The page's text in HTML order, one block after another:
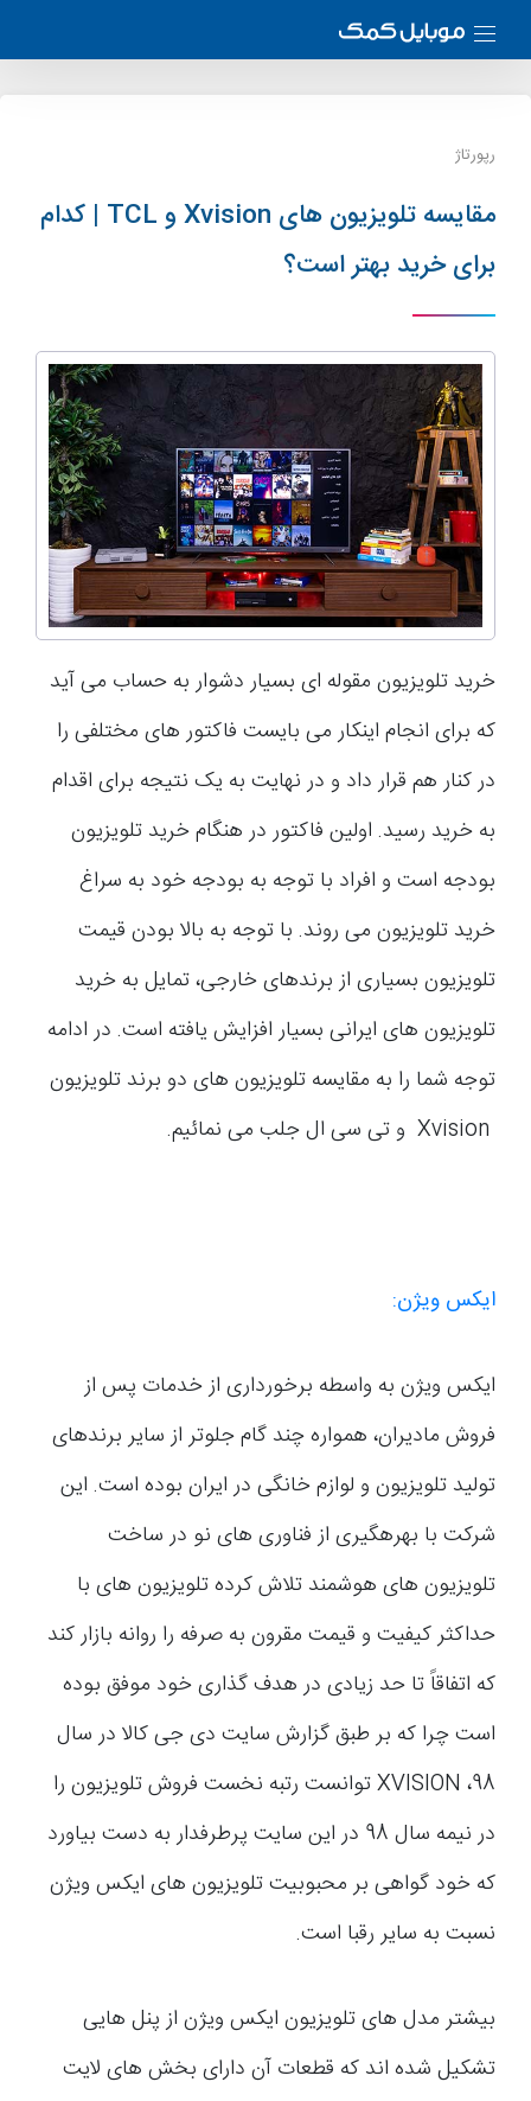
رپورتاژ
مقایسه تلویزیون های Xvision و TCL | کدام
برای خرید بهتر است؟
خرید تلویزیون مقوله ای بسیار دشوار به حساب می آید
که برای انجام اینکار می بایست فاکتور های مختلفی را
در کنار هم قرار داد و در نهایت به یک نتیجه برای اقدام
به خرید رسید. اولین فاکتور در هنگام خرید تلویزیون
بودجه است و افراد با توجه به بودجه خود به سراغ
خرید تلویزیون می روند. با توجه به بالا بودن قیمت
تلویزیون بسیاری از برندهای خارجی، تمایل به خرید
تلویزیون های ایرانی بسیار افزایش یافته است. در ادامه
توجه شما را به مقایسه تلویزیون های دو برند تلویزیون
ایکس ویژن:
ایکس ویژن به واسطه برخورداری از خدمات پس از
فروش مادیران، همواره چند گام جلوتر از سایر برندهای
تولید تلویزیون و لوازم خانگی در ایران بوده است. این
شرکت با بهرهگیری از فناوری های نو در ساخت
تلویزیون های هوشمند تلاش کرده تلویزیون های با
حداکثر کیفیت و قیمت مقرون به صرفه را روانه بازار کند
که اتفاقاً تا حد زیادی در هدف گذاری خود موفق بوده
است چرا که بر طبق گزارش سایت دی جی کالا در سال
98، XVISION توانست رتبه نخست فروش تلویزیون را
در نیمه سال 98 در این سایت پرطرفدار به دست بیاورد
که خود گواهی بر محبوبیت تلویزیون های ایکس ویژن
نسبت به سایر رقبا است.
بیشتر مدل های تلویزیون ایکس ویژن از پنل هایی
تشکیل شده اند که قطعات آن دارای بخش های لایت